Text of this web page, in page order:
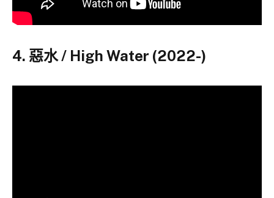
4. 惡水 / High Water (2022-)